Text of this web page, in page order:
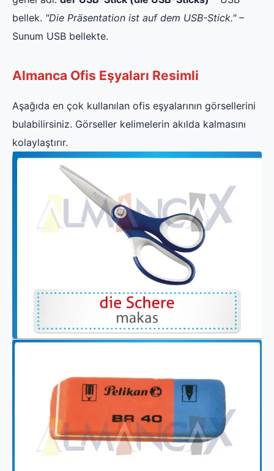
bellek. "Die Präsentation ist auf dem USB-Stick."–
Sunum USB bellekte.
Almanca Ofis Eşyaları Resimli
Aşağıda en çok kullanılan ofis eşyalarının görsellerini
bulabilirsiniz. Görseller kelimelerin akılda kalmasını
kolaylaştırır.